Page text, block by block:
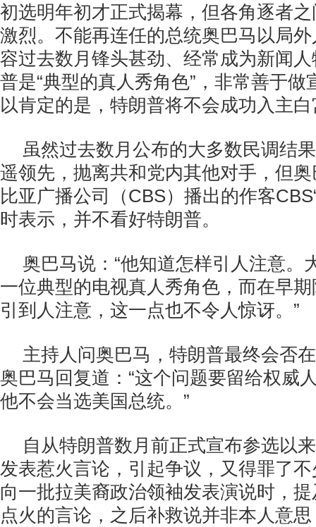
初选明年初才正式揭幕，但各角逐者
激烈。不能再连任的总统奥巴马以局
容过去数月锋头甚劲、经常成为新闻
普是“典型的真人秀角色”， 非常善于做
以肯定的是，特朗普将不会成功入主
虽然过去数月公布的大多数民调结
遥领先，抛离共和党内其他对手，但
比亚广播公司（CBS）播出的作客
时表示 ，并不看好特朗普。
奥巴马说：“他知道怎样引人注意。
一位典型的电视真人秀角色，而在早
引到人注意，这一点也不令人惊讶。”
主持人问奥巴马，特朗普最终会否
奥巴马回复道：“这个问题要留给权威
他不会当选美国总统。”
自从特朗普数月前正式宣布参选以
发表惹火言论，引起争议，又得罪了
向一批拉美裔政治领袖发表演说时，
点火的言论，之后补救说并非本人意